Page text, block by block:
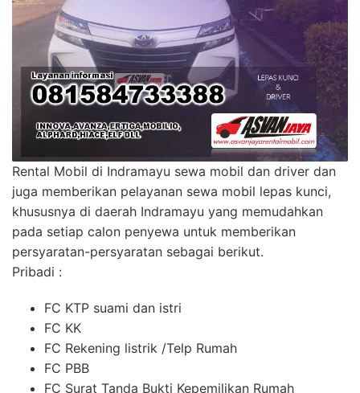
Rental Mobil di Indramayu sewa mobil dan driver dan
juga memberikan pelayanan sewa mobil lepas kunci,
khususnya di daerah Indramayu yang memudahkan
pada setiap calon penyewa untuk memberikan
persyaratan-persyaratan sebagai berikut.
Pribadi :
FC KTP suami dan istri
FC KK
FC Rekening listrik /Telp Rumah
FC PBB
FC Surat Tanda Bukti Kepemilikan Rumah